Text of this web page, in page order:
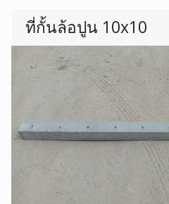
ที่กั้นล้อปูน 10x10